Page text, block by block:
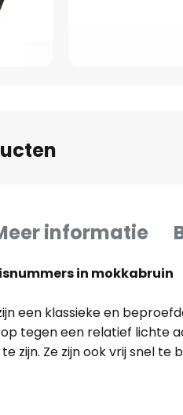
informatie
in mokkabruin
een klassieke en
tegen een relatief lichte
zijn. Ze zijn ook vrij snel te